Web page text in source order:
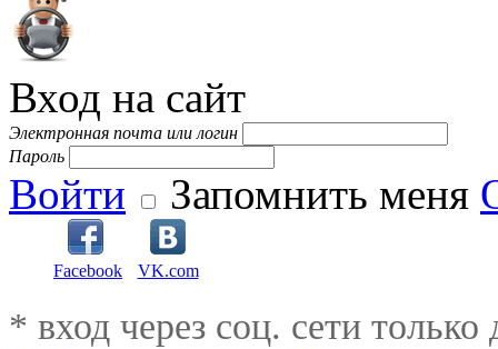
Вход на сайт
Электронная почта или логин
Пароль
Войти Запомнить меня
Facebook VK.com
* вход через соц. сети